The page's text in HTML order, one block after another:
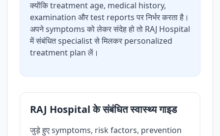
क्योंकि treatment age, medical history,
examination और test reports पर निर्भर करता है।
अपने symptoms को लेकर संदेह हो तो RAJ Hospital
में संबंधित specialist से मिलकर personalized
treatment plan लें।
RAJ Hospital के संबंधित स्वास्थ्य गाइड
जुड़े हुए symptoms, risk factors, prevention